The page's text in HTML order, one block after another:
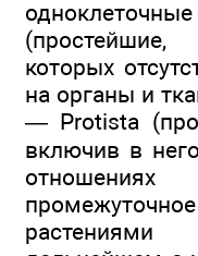
которых
на органы и
— Protista
включив в